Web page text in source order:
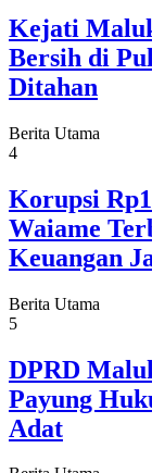
Kejati
Bersih di
Ditahan
Berita Utama
4
Korupsi
Waiame
Keuangan
Berita Utama
5
DPRD
Payung
Adat